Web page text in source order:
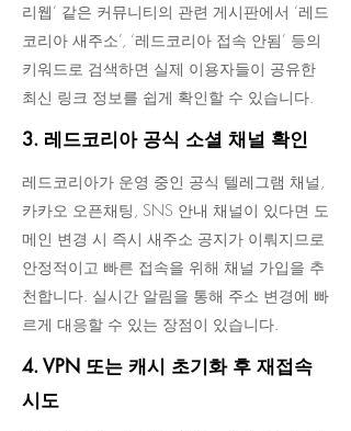
리웹’ 같은 커뮤니티의 관련 게시판에서 ‘레드
코리아 새주소’, ‘레드코리아 접속 안됨’ 등의
키워드로 검색하면 실제 이용자들이 공유한
최신 링크 정보를 쉽게 확인할 수 있습니다.
3. 레드코리아 공식 소셜 채널 확인
레드코리아가 운영 중인 공식 텔레그램 채널,
카카오 오픈채팅, SNS 안내 채널이 있다면 도
메인 변경 시 즉시 새주소 공지가 이뤄지므로
안정적이고 빠른 접속을 위해 채널 가입을 추
천합니다. 실시간 알림을 통해 주소 변경에 빠
르게 대응할 수 있는 장점이 있습니다.
4. VPN 또는 캐시 초기화 후 재접속
시도